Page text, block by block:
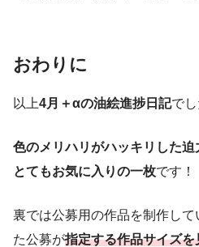
おわりに
以上4月＋αの油絵進捗日記でし
色のメリハリがハッキリした迫
とてもお気に入りの一枚です！
裏では公募用の作品を制作し
た公募が指定する作品サイズ